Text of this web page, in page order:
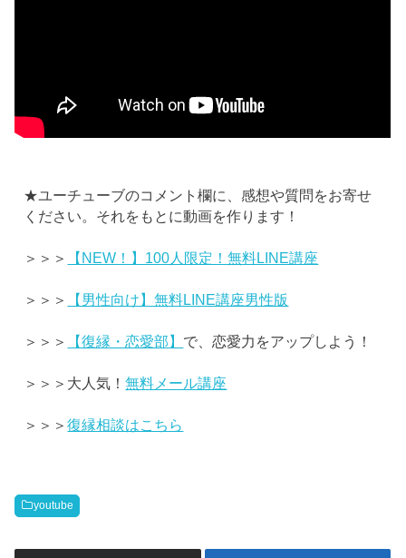
★ユーチューブのコメント欄に、感想や質問をお寄せ
ください。それをもとに動画を作ります！
＞＞＞ 【NEW！】100人限定！無料LINE講座
＞＞＞ 【男性向け】無料LINE講座男性版
＞＞＞ 【復縁・恋愛部】 で、恋愛力をアップしよう！
＞＞＞大人気！無料メール講座
＞＞＞復縁相談はこちら
youtube